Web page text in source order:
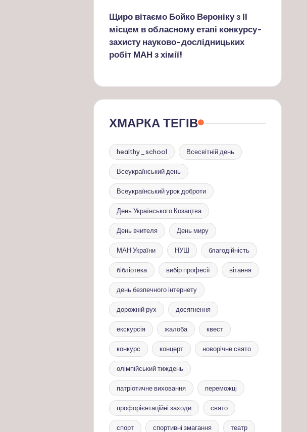
Щиро вітаємо Бойко Вероніку з ІІ
місцем в обласному етапі конкурсу-
захисту науково-дослідницьких
робіт МАН з хімії!
ХМАРКА ТЕГІВ
healthy_school Всесвітній день
Всеукраїнський день
Всеукраїнський урок доброти
День Українського Козацтва
День вчителя День миру
МАН України НУШ благодійність
бібліотека вибір професії вітання
день безпечного інтернету
дорожній рух досягнення
екскурсія жалоба квест
конкурс концерт новорічне свято
олімпійський тиждень
патріотичне виховання переможці
профорієнтаційні заходи свято
спорт спортивні змагання театр